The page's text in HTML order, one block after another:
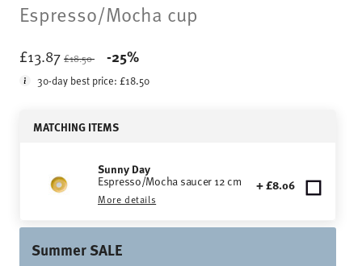
Espresso/Mocha cup
£13.87 Price reduced from
£18.50 -25%
30-day best price:£18.50
MATCHING ITEMS
Sunny Day
Espresso/Mocha saucer 12 cm
More details
+ £8.06
Summer SALE